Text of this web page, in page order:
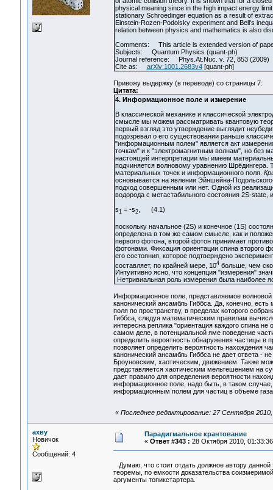
physical meaning since in the high impact energy
stationary Schroedinger equation as a result of
Einstein-Rozen-Podolsky experiment and Bell's
relation between physics and mathematics is also
Comments: This article is extended version of
Subjects: Quantum Physics (quant-ph)
Journal reference: Phys.At.Nuc. v. 72, 853 (2009)
Cite as: arXiv:1001.2683v4[quant-ph]
Привожу выдержку (в переводе) со страницы 7:
Цитата:
4. Информационное поле и измерение
В классической механике и классической
смысле мы можем рассматривать квантовую
первый взгляд это утверждение выглядит
подозревал о его существовании раньше
"информационным полем" является акт
точкам" и к "электромагнитным волнам", но без
настоящей интерпретации мы имеем
подчиняется волновому уравнению Шрёдингера.
материальных точек и информационного поля.
основывается на явлении Эйншейна-
подход совершенным или нет. Одной из
водорода с метастабильного состояния 2S-
s1 = -s2, (4.1)
поскольку начальное (2S) и конечное (1S)
определена в том же самом смысле, как и
первого фотона, второй фотон принимает
фотонами. Фиксация ориентации спина второго
его состояния, которое подтверждено
составляет, по крайней мере, 104больше, чем
Интуитивно ясно, что концепция "измерения"
Нетривиальная роль измерения была наиболее
Информационное поле, представляемое
канонический ансамбль Гиббса. Да, конечно,
поля по пространству, в пределах которого
Гиббса, следуя математическим правилам
интересна реплика "ориентация каждого спина
самом деле, в потенциальной яме поведение
определить вероятность обнаружения частицы в
позволяет определить вероятность нахождения
канонический ансамбль Гиббса не дает ответа -
Броуновским, хаотическим, движением. Также
представляется хаотическим мельтешением на
дает правило для определения вероятности
информационное поле, надо быть, в таком
информационным полем для частиц в объеме
« Последнее редактирование: 27 Сентября
ахву
Новичок
Сообщений: 4
Парадигмальное крантование
« Ответ #343 : 28 Октября 2010,
Думаю, что стоит отдать должное автору данной
теоремы, по емкости доказательства
аргументы топикстартера.